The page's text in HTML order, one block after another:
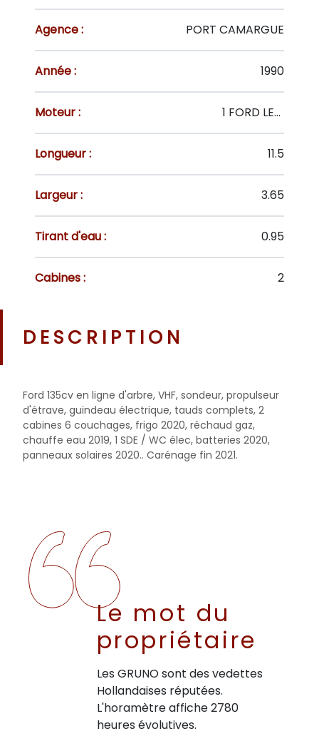
Agence : PORT CAMARGUE
Année : 1990
Moteur : 1 FORD LEHMAN . 135 CV
Longueur : 11.5
Largeur : 3.65
Tirant d'eau : 0.95
Cabines : 2
DESCRIPTION
Ford 135cv en ligne d'arbre, VHF, sondeur, propulseur
d'étrave, guindeau électrique, tauds complets, 2
cabines 6 couchages, frigo 2020, réchaud gaz,
chauffe eau 2019, 1 SDE / WC élec, batteries 2020,
panneaux solaires 2020.. Carénage fin 2021.
Le mot du
propriétaire
Les GRUNO sont des vedettes
Hollandaises réputées.
L'horamètre affiche 2780
heures évolutives.